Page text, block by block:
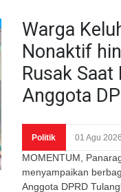
Warga
Nonaktif
Rusak Saat
Anggota
Politik 01 Agu
MOMENTUM,
menyampaikan
Anggota DPRD